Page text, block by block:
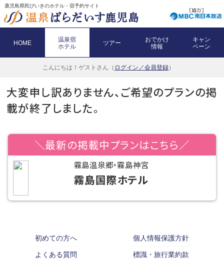
鹿児島県民びいきのホテル・宿予約サイト
HOME
温泉宿
ホテル
ツアー
おでかけ
情報
キャン
ペーン
こんにちは！ ゲストさん（ ログイン／会員登録）
大変申し訳ありません、ご希望のプランの掲
載が終了しました。
＼最新の掲載中プランはこちら／
霧島温泉郷・霧島神宮
霧島国際ホテル
初めての方へ
よくある質問
個人情報保護方針
標識・旅行業約款